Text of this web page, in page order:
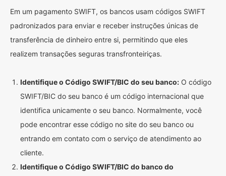
Em um pagamento SWIFT, os bancos usam códigos SWIFT
padronizados para enviar e receber instruções únicas de
transferência de dinheiro entre si, permitindo que eles
realizem transações seguras transfronteiriças.
Identifique o Código SWIFT/BIC do seu banco: O código
SWIFT/BIC do seu banco é um código internacional que
identifica unicamente o seu banco. Normalmente, você
pode encontrar esse código no site do seu banco ou
entrando em contato com o serviço de atendimento ao
cliente.
Identifique o Código SWIFT/BIC do banco do